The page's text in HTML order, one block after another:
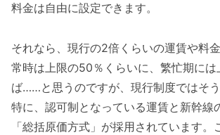
料金は自由に設定できます。
それなら、現行の2倍くらいの運賃や料
常時は上限の50％くらいに、繁忙期に
ば……と思うのですが、現行制度ではそう
特に、認可制となっている運賃と新幹線
「総括原価方式」が採用されています。